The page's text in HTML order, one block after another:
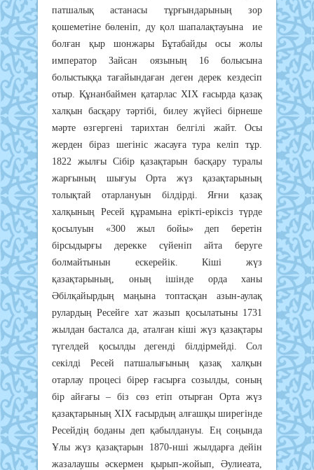
патшалық астанасы тұрғындарының зор
қошеметіне бөленіп, ду қол шапалақтауына ие
болған қыр шонжары Бұтабайды осы жолы
император Зайсан оязының 16 болысына
болыстыққа тағайындаған деген дерек кездесіп
отыр. Құнанбаймен қатарлас ХІХ ғасырда қазақ
халқын басқару тәртібі, билеу жүйесі бірнеше
мәрте өзгергені тарихтан белгілі жайт. Осы
жерден біраз шегініс жасауға тура келіп тұр.
1822 жылғы Сібір қазақтарын басқару туралы
жарғының шығуы Орта жүз қазақтарының
толықтай отарлануын білдірді. Яғни қазақ
халқының Ресей құрамына ерікті-еріксіз түрде
қосылуын «300 жыл бойы» деп беретін
бірсыдырғы дерекке сүйеніп айта беруге
болмайтынын ескерейік. Кіші жүз
қазақтарының, оның ішінде орда ханы
Әбілқайырдың маңына топтасқан азын-аулақ
рулардың Ресейге хат жазып қосылатыны 1731
жылдан басталса да, аталған кіші жүз қазақтары
түгелдей қосылды дегенді білдірмейді. Сол
секілді Ресей патшалығының қазақ халқын
отарлау процесі бірер ғасырға созылды, соның
бір айғағы – біз сөз етіп отырған Орта жүз
қазақтарының ХІХ ғасырдың алғашқы ширегінде
Ресейдің боданы деп қабылдануы. Ең соңында
Ұлы жүз қазақтарын 1870-нші жылдарға дейін
жазалаушы әскермен қырып-жойып, Әулиеата,